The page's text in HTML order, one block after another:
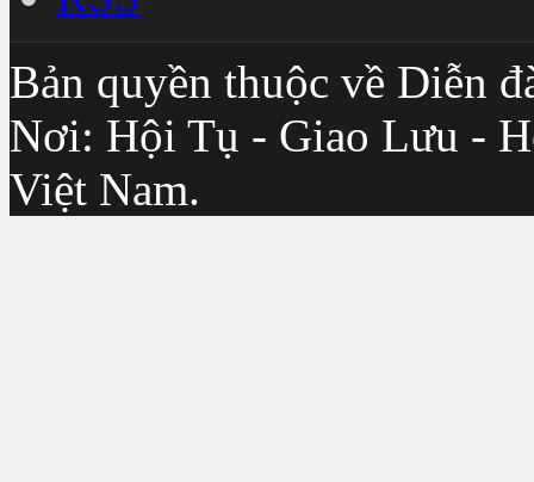
Bản quyền thuộc về Diễn
Nơi: Hội Tụ - Giao Lưu -
Việt Nam.